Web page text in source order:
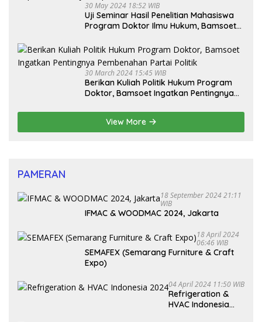
30 May 2024 18:52 WIB
Uji Seminar Hasil Penelitian Mahasiswa
Program Doktor Ilmu Hukum, Bamsoet
Senjata Api
30 March 2024 15:45 WIB
Berikan Kuliah Politik Hukum Program
Doktor, Bamsoet Ingatkan Pentingnya
View More
PAMERAN
18 September 2024 21:11
WIB
IFMAC & WOODMAC 2024, Jakarta
18 April 2024
06:46 WIB
SEMAFEX (Semarang Furniture & Craft
Expo)
04 April 2024 11:50 WIB
Refrigeration &
HVAC Indonesia